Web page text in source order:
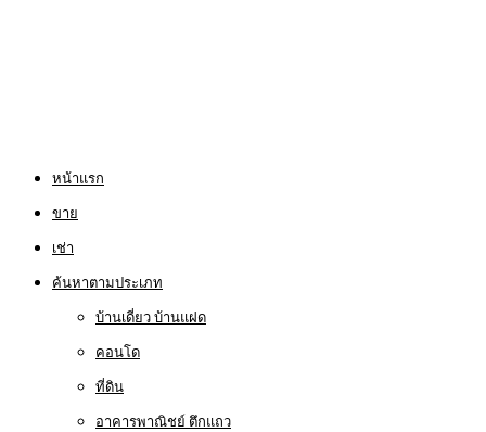
หน้าแรก
ขาย
เช่า
ค้นหาตามประเภท
บ้านเดี่ยว บ้านแฝด
คอนโด
ที่ดิน
อาคารพาณิชย์ ตึกแถว